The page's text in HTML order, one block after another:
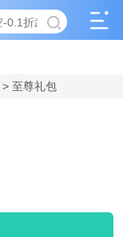
> 至尊礼包